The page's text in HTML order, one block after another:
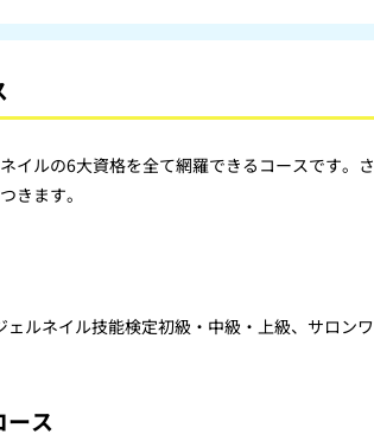
イルの6大資格を全て網羅できるコースです。さ
きます。
ルネイル技能検定初級・中級・上級、サロンワ
ース